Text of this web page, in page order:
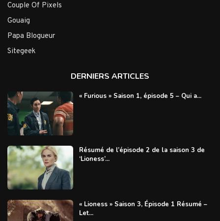
Couple Of Pixels
Gouaig
Papa Blogueur
Sitegeek
DERNIERS ARTICLES
« Furious » Saison 1, épisode 5 – Qui a...
Résumé de l’épisode 2 de la saison 3 de
‘Lioness’...
« Lioness » Saison 3, Épisode 1 Résumé –
Let...